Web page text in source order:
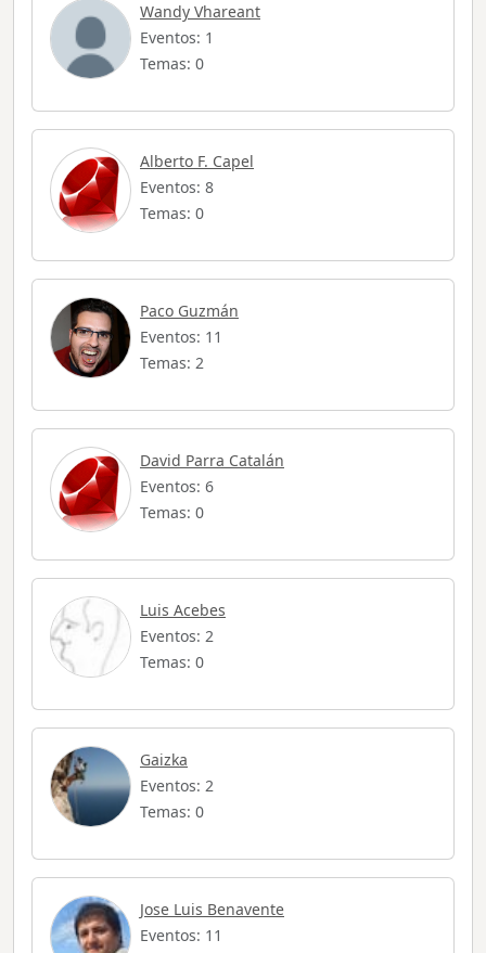
Wandy Vhareant
Eventos: 1
Temas: 0
Alberto F. Capel
Eventos: 8
Temas: 0
Paco Guzmán
Eventos: 11
Temas: 2
David Parra Catalán
Eventos: 6
Temas: 0
Luis Acebes
Eventos: 2
Temas: 0
Gaizka
Eventos: 2
Temas: 0
Jose Luis Benavente
Eventos: 11